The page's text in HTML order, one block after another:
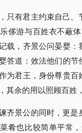
只有君主约束自己、
侈游与百姓衣不蔽
载，齐景公问晏婴
答道：效法他们的
为君王，身份尊贵
其余的用以照顾百姓
齐景公的同时，更
肴也比较简单平常